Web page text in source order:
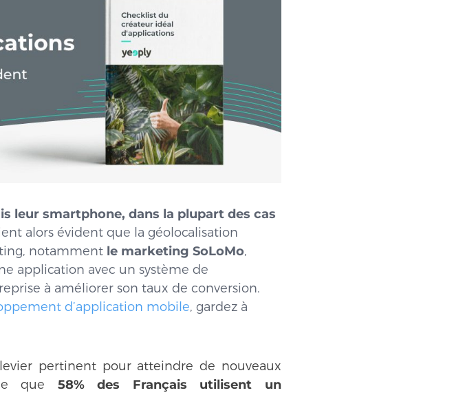
leur smartphone, dans la plupart des cas
alors évident que la géolocalisation
notamment le marketing SoLoMo,
application avec un système de
à améliorer son taux de conversion.
d’application mobile, gardez à
pertinent pour atteindre de nouveaux
que 58% des Français utilisent un